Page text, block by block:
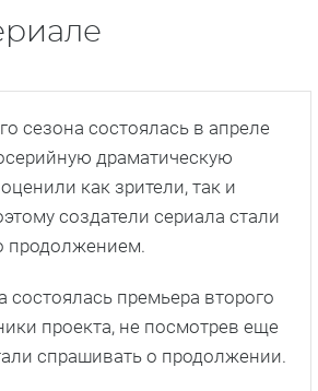
проекта, не посмотрев еще
спрашивать о продолжении.
остается неизменным. В него
артисты, как Егор Губарев,
Рощин, Валентина Ляпина,
новые персонажи в